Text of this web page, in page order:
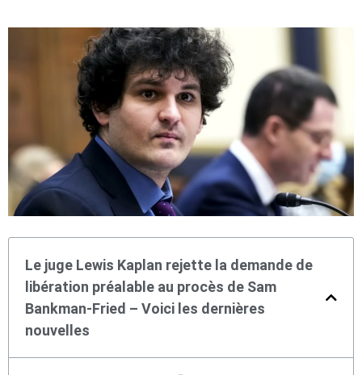
Le juge Lewis Kaplan rejette la demande de
libération préalable au procès de Sam
Bankman-Fried – Voici les dernières
nouvelles